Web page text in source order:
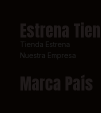
Estrena
Tienda Estrena
Nuestra Empresa
Marca País